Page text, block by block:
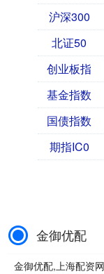
沪深300
北证50
创业板指
基金指数
国债指数
期指IC0
金御优配
金御优配,上海配资